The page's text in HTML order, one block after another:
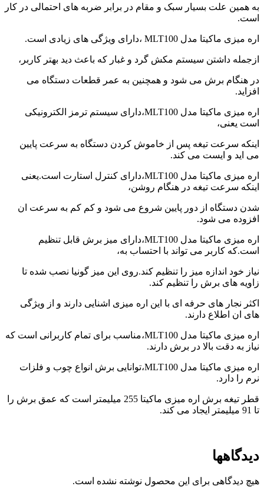
tits
anna
peaks
in
my
wife
lustful
sister
sucks
my
dick
in
the
kitchen
به همین علت بسیار سبک و مقام در برابر ضربه های احتمالی در کار
است.
اره میزی ماکیتا مدل MLT100 ،دارای ویژگی های زیادی است.
ازجمله داشتن سیستم مکش گرد و غبار که باعث دید بهتر کاربر،
در هنگام برش می شود و همچنین به عمر قطعات دستگاه می
افزاید.
اره میزی ماکیتا مدل MLT100،دارای سیستم ترمز الکترونیکی
است یعنی،
اینکه سرعت تیغه پس از خاموش کردن دستگاه به سرعت پایین
می اید و ایست می کند.
اره میزی ماکیتا مدل MLT100،دارای کنترل استارت است.یعنی
اینکه سرعت تیغه در هنگام روشن،
شدن دستگاه از دور پایین شروع می شود و کم کم به سرعت ان
افزوده می شود.
اره میزی ماکیتا مدل MLT100،دارای میز برش قابل تنظیم
است.که کاربر می تواند با احتساب به،
نیاز خود اندازه میز را تنظیم کند.روی این میز گونیا نصب شده تا
زاویه های برش را تنظیم کند.
اکثر نجار های حرفه ای با این اره میزی اشنایی دارند و از ویژگی
های ان اطلاع دارند.
اره میزی ماکیتا مدل MLT100،مناسب برای تمام کاربرانی است که
نیاز به دقت بالا در برش دارند.
اره میزی ماکیتا مدل MLT100،توانایی برش انواع چوب و فلزات
نرم را دارد.
قطر تیغه برش اره میزی ماکیتا 255 میلیمتر است که عمق برش را
تا 91 میلیمتر ایجاد می کند.
دیدگاهها
هیچ دیدگاهی برای این محصول نوشته نشده است.